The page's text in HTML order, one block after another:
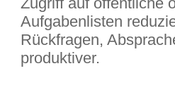
Aufgabenlisten
Rückfragen,
produktiver.